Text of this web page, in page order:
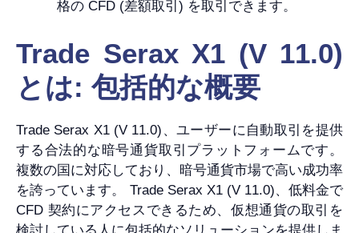
格の CFD (差額取引) を取引できます。
Trade Serax X1 (V 11.0)
とは: 包括的な概要
Trade Serax X1 (V 11.0)、ユーザーに自動取引を提供
する合法的な暗号通貨取引プラットフォームです。
複数の国に対応しており、暗号通貨市場で高い成功率
を誇っています。 Trade Serax X1 (V 11.0)、低料金で
CFD 契約にアクセスできるため、仮想通貨の取引を